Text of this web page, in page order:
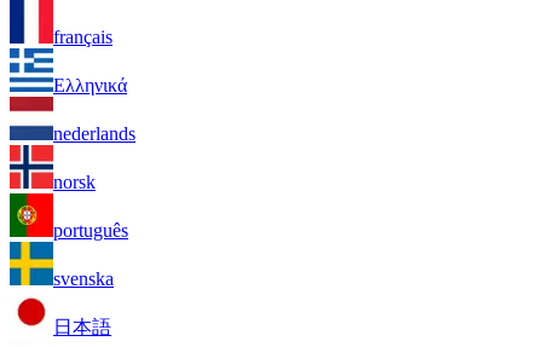
français
Ελληνικά
nederlands
norsk
português
svenska
日本語